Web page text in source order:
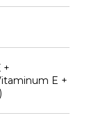
+
E +